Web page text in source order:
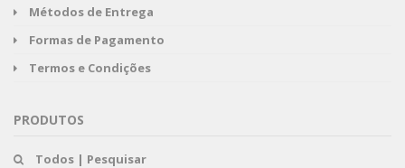
Métodos de Entrega
Formas de Pagamento
Termos e Condições
PRODUTOS
Todos | Pesquisar